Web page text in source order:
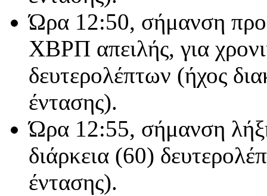
Ώρα 12:50, σήμανση
ΧΒΡΠ απειλής, για
δευτερολέπτων (ήχος
έντασης).
Ώρα 12:55, σήμανση
διάρκεια (60)
έντασης).